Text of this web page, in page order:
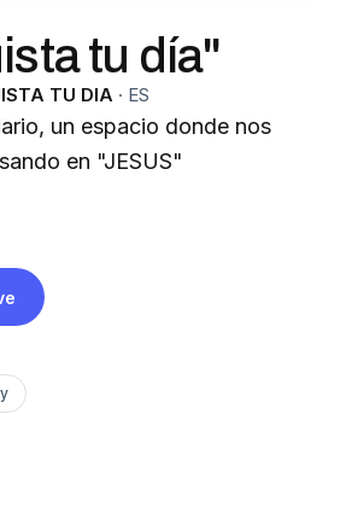
tu día"
TU DIA · ES
un espacio donde nos
en "JESUS"